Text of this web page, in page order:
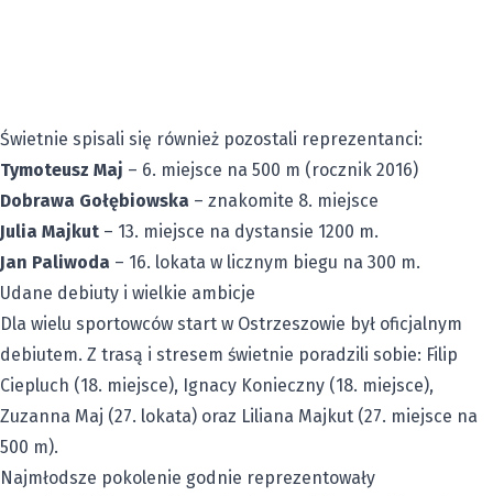
Świetnie spisali się również pozostali reprezentanci:
Tymoteusz Maj – 6. miejsce na 500 m (rocznik 2016)
Dobrawa Gołębiowska – znakomite 8. miejsce
Julia Majkut – 13. miejsce na dystansie 1200 m.
Jan Paliwoda – 16. lokata w licznym biegu na 300 m.
Udane debiuty i wielkie ambicje
Dla wielu sportowców start w Ostrzeszowie był oficjalnym
debiutem. Z trasą i stresem świetnie poradzili sobie: Filip
Ciepluch (18. miejsce), Ignacy Konieczny (18. miejsce),
Zuzanna Maj (27. lokata) oraz Liliana Majkut (27. miejsce na
500 m).
Najmłodsze pokolenie godnie reprezentowały